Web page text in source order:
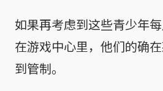
如果再考虑到这些青少年
在游戏中心里，他们的确
到管制。